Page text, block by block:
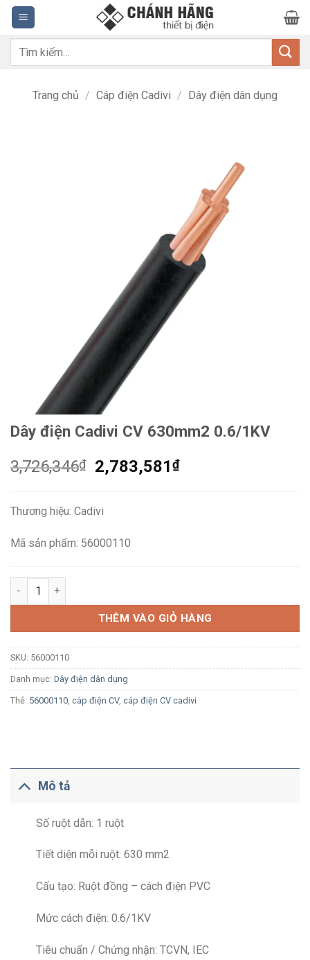
Bỏ
qua
nội
dung
Tìm
Trang chủ / Cáp điện Cadivi / Dây điện dân dụng
Dây điện Cadivi CV 630mm2 0.6/1KV
3,726,346₫
Giá
3,726,346₫.
2,783,581₫Giá
Thương hiệu: Cadivi
Mã sản phẩm: 56000110
Dây điện Cadivi CV 630mm2 0.6/1KV số lượng
THÊM VÀO GIỎ HÀNG
SKU: 56000110
Danh mục: Dây điện dân dụng
Thẻ: 56000110 cáp điện CV, cáp điện CV cadivi
Mô tả
Số ruột dẫn: 1 ruột
Tiết diện mỗi ruột: 630 mm2
Cấu tạo: Ruột đồng – cách điện PVC
Mức cách điện: 0.6/1KV
Tiêu chuẩn / Chứng nhận: TCVN, IEC